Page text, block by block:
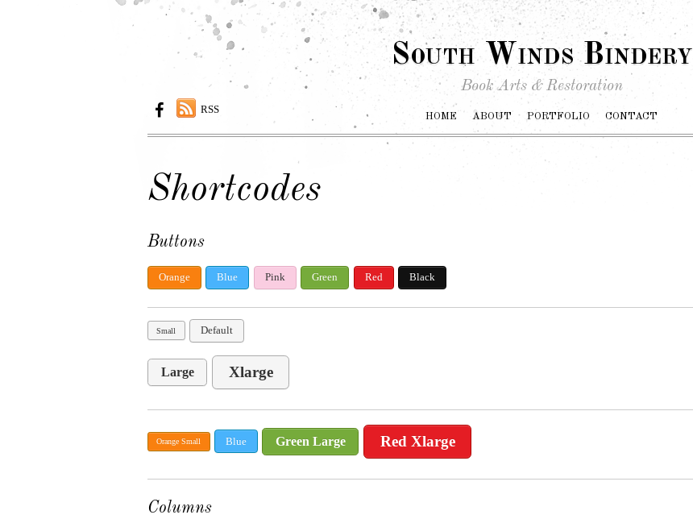
South Winds Bindery
Book Arts & Restoration
HOME ABOUT PORTFOLIO CONTACT
RSS
Shortcodes
Buttons
Orange Blue Pink Green Red Black
Small Default
Large Xlarge
Orange Small Blue Green Large Red Xlarge
Columns